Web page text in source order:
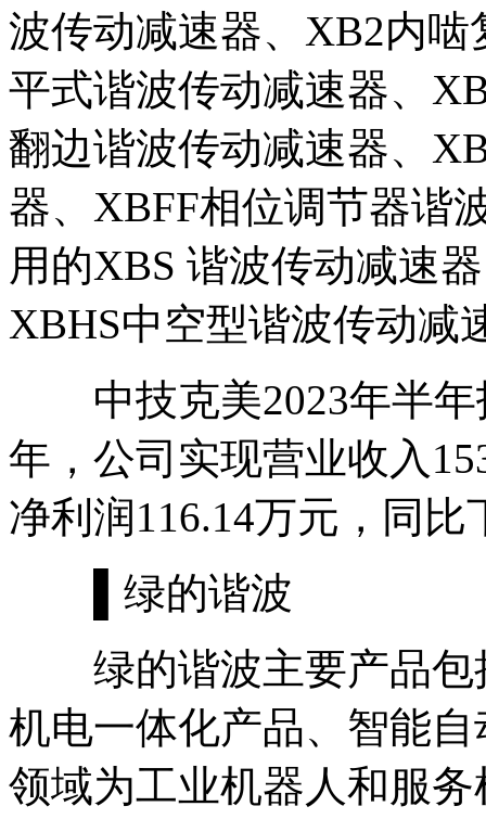
波传动减速器、XB2内
平式谐波传动减速器、
翻边谐波传动减速器、
器、XBFF相位调节器谐
用的XBS 谐波传动减速
XBHS中空型谐波传动减
中技克美2023年半年
年，公司实现营业收入
净利润116.14万元，同比
▌绿的谐波
绿的谐波主要产品包
机电一体化产品、智能
领域为工业机器人和服